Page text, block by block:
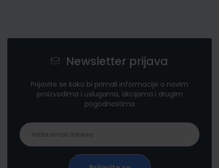
Newsletter prijava
Prijavite se kako bi primali informacije o novim
proizvodima i uslugama, akcijama i drugim
pogodnostima